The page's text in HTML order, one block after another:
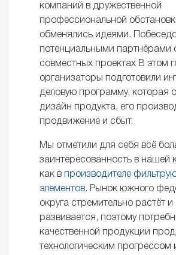
компаний в дружественной
профессиональной
обменялись идеями.
потенциальными партнёрами
совместных проектах В этом
организаторы подготовили
деловую программу, которая
дизайн продукта, его
продвижение и сбыт.
Мы отметили для себя всё
заинтересованность в нашей
как в производителе
элементов. Рынок южного
округа стремительно растёт и
развивается, поэтому
качественной продукции
технологическим прогрессом